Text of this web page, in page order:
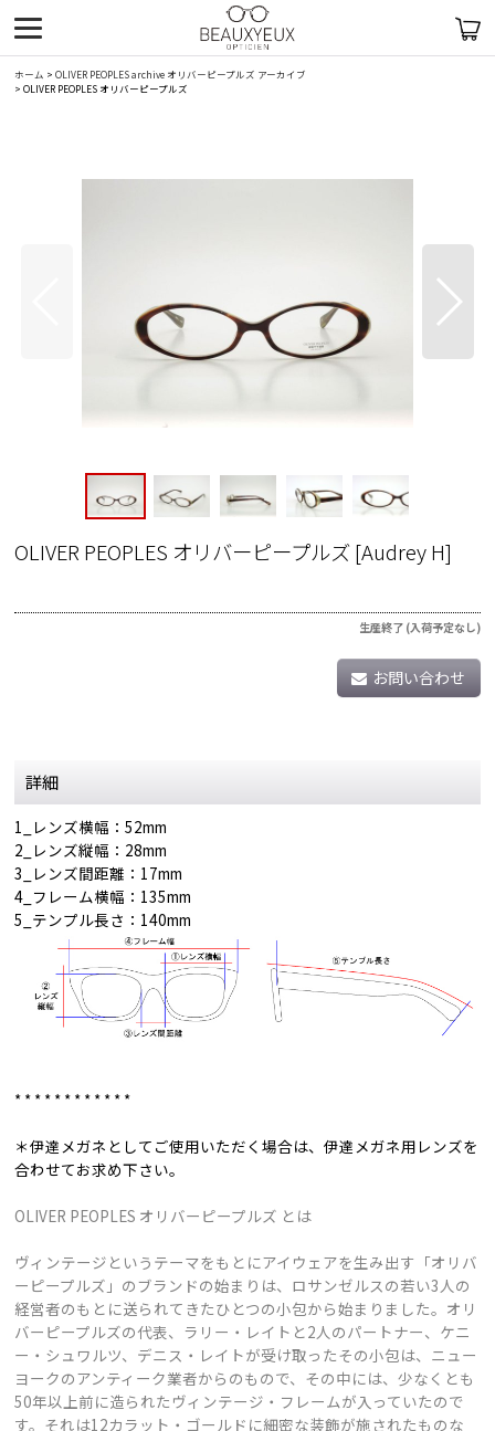
ホーム > OLIVER PEOPLES archive オリバーピープルズ アーカイブ
> OLIVER PEOPLES オリバーピープルズ
OLIVER PEOPLES オリバーピープルズ[Audrey H]
生産終了 (入荷予定なし)
お問い合わせ
詳細
1_レンズ横幅：52mm
2_レンズ縦幅：28mm
3_レンズ間距離：17mm
4_フレーム横幅：135mm
5_テンプル長さ：140mm
* * * * * * * * * * * *
＊伊達メガネとしてご使用いただく場合は、伊達メガネ用レンズを
合わせてお求め下さい。
OLIVER PEOPLES オリバーピープルズ とは
ヴィンテージというテーマをもとにアイウェアを生み出す「オリバ
ーピープルズ」のブランドの始まりは、ロサンゼルスの若い3人の
経営者のもとに送られてきたひとつの小包から始まりました。オリ
バーピープルズの代表、ラリー・レイトと2人のパートナー、ケニ
ー・シュワルツ、デニス・レイトが受け取ったその小包は、ニュー
ヨークのアンティーク業者からのもので、その中には、少なくとも
50年以上前に造られたヴィンテージ・フレームが入っていたので
す。それは12カラット・ゴールドに細密な装飾が施されたものな